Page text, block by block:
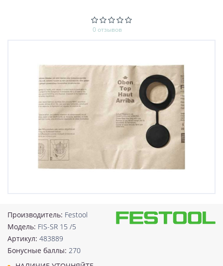
0 отзывов
Производитель: Festool
Модель: FIS-SR 15 /5
Артикул: 483889
Бонусные баллы: 270